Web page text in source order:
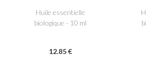
Huile essentielle
biologique - 10 ml
12.85 €